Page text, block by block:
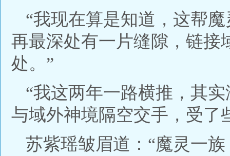
“我现在算是知道，这帮
再最深处有一片缝隙，链接
处。”
“我这两年一路横推，其
与域外神境隔空交手，受了
苏紫瑶皱眉道：“魔灵一